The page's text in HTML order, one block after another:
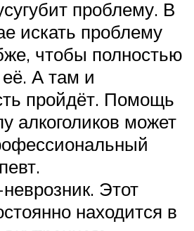
проблему. В
искать проблему
чтобы полностью
А там и
пройдёт. Помощь
алкоголиков может
Этот
находится в